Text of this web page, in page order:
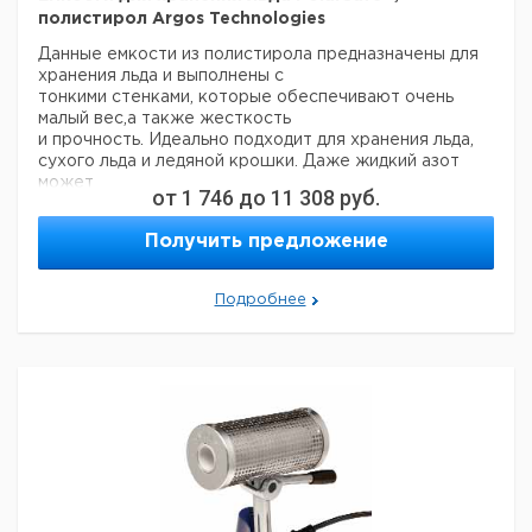
полистирол Argos Technologies
Данные емкости из полистирола предназначены для
хранения льда и выполнены с
тонкими стенками, которые обеспечивают очень
малый вес,а также жесткость
и прочность. Идеально подходит для хранения льда,
сухого льда и ледяной крошки. Даже жидкий азот
может
храниться в данных контейнерах. Все продукты
обладают отличными термоизоляционными
свойствами для
поддержания термочувствительных образцов
охлажденными. Емкости для хранения льда
PolarSafe™ в комплекте
с плотно облегающими крышками для
и выпуклые утопленные ручки для облегчения
транспортировки. Емкости без крышки имеют
уникальные удобные для хвата края и выливные
более простого удаления охлаждающих агентов.
от 1 746 до 11 308 руб.
Получить предложение
Подробнее